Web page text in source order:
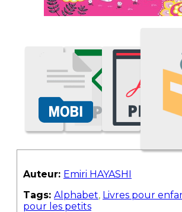
Auteur: Emiri HAYASHI
Tags: Alphabet, Livres pour
pour les petits